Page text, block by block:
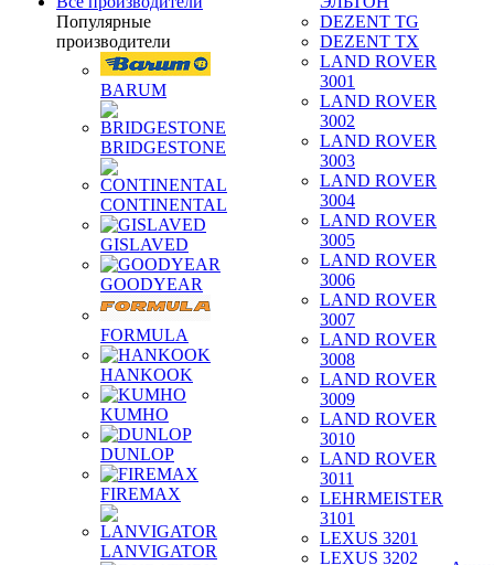
Популярные
производители
BARUM
BRIDGESTONE
CONTINENTAL
GISLAVED
GOODYEAR
FORMULA
HANKOOK
KUMHO
DUNLOP
FIREMAX
LANVIGATOR
DEZENT TG
DEZENT TX
LAND ROVER
3001
LAND ROVER
3002
LAND ROVER
3003
LAND ROVER
3004
LAND ROVER
3005
LAND ROVER
3006
LAND ROVER
3007
LAND ROVER
3008
LAND ROVER
3009
LAND ROVER
3010
LAND ROVER
3011
LEHRMEISTER
3101
LEXUS 3201
LEXUS 3202